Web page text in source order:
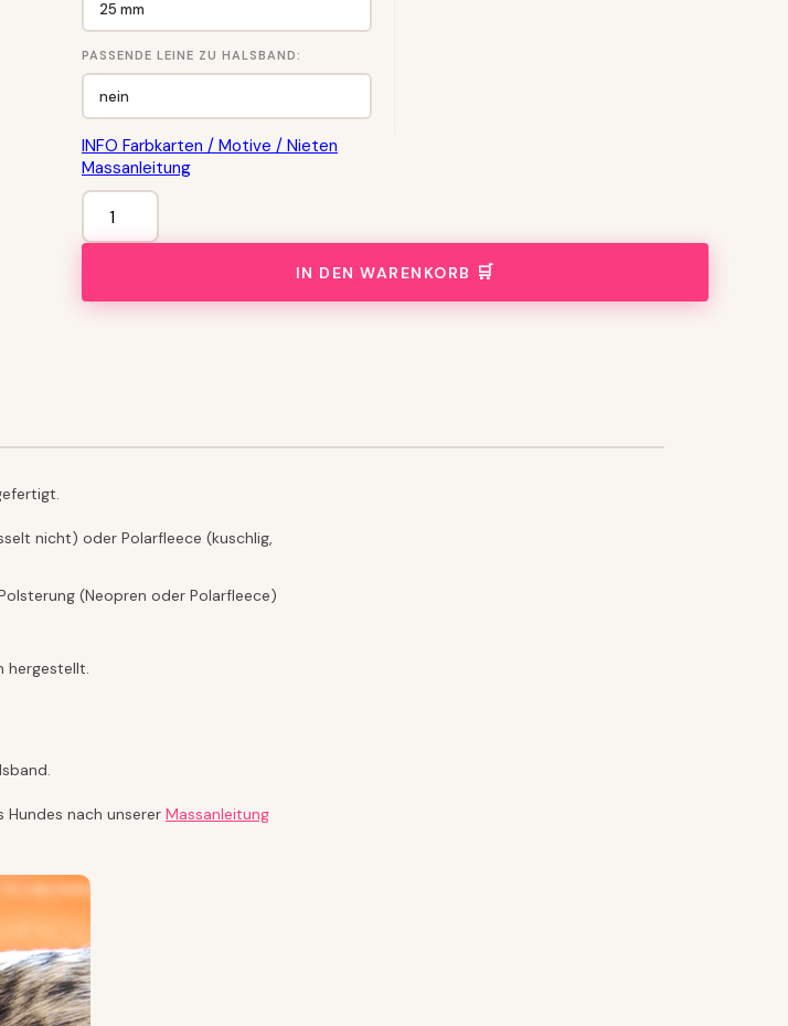
PASSENDE LEINE ZU HALSBAND:
INFO Farbkarten / Motive / Nieten
Massanleitung
HALSBAND
Goldfish
Menge
IN DEN WARENKORB
nicht) oder Polarfleece (kuschlig,
(Neopren oder Polarfleece)
hergestellt.
Hundes nach unserer Massanleitung